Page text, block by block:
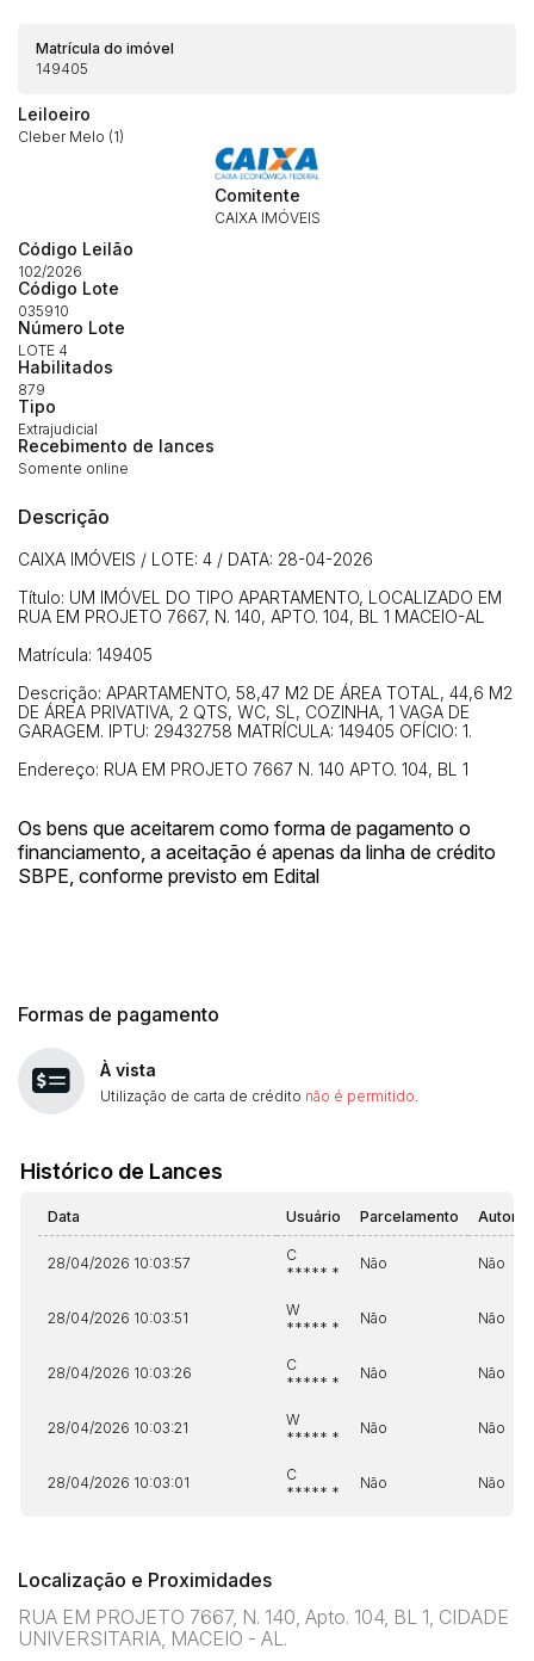
Matrícula do imóvel
149405
Leiloeiro
Cleber Melo (1)
Comitente
CAIXA IMÓVEIS
Código Leilão
102/2026
Código Lote
035910
Número Lote
LOTE 4
Habilitados
879
Tipo
Extrajudicial
Recebimento de lances
Somente online
Descrição
CAIXA IMÓVEIS / LOTE: 4 / DATA: 28-04-2026
Título: UM IMÓVEL DO TIPO APARTAMENTO, LOCALIZADO EM
RUA EM PROJETO 7667, N. 140, APTO. 104, BL 1 MACEIO-AL
Matrícula: 149405
Descrição: APARTAMENTO, 58,47 M2 DE ÁREA TOTAL, 44,6 M2
DE ÁREA PRIVATIVA, 2 QTS, WC, SL, COZINHA, 1 VAGA DE
GARAGEM. IPTU: 29432758 MATRÍCULA: 149405 OFÍCIO: 1.
Endereço: RUA EM PROJETO 7667 N. 140 APTO. 104, BL 1
Os bens que aceitarem como forma de pagamento o
financiamento, a aceitação é apenas da linha de crédito
SBPE, conforme previsto em Edital
Formas de pagamento
À vista
Utilização de carta de crédito não é permitido
Histórico de Lances
Data Usuário Parcelamento
28/04/2026 10:03:57
C
***** *
Não Não
28/04/2026 10:03:51
W
***** *
Não Não
28/04/2026 10:03:26
C
***** *
Não Não
28/04/2026 10:03:21
W
***** *
Não Não
28/04/2026 10:03:01
C
***** *
Não Não
Localização e Proximidades
RUA EM PROJETO 7667, N. 140, Apto. 104, BL 1, CIDADE
UNIVERSITARIA, MACEIO - AL.
Envie sua Proposta
(Art. 895, CPC)
Habilite-se para efetuar lances ou
propostas